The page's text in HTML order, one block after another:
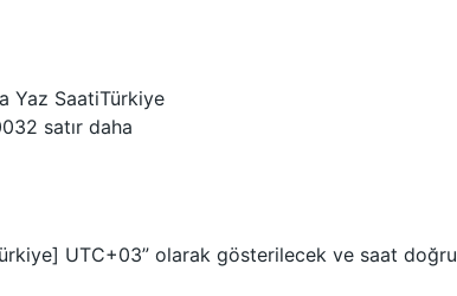
Yaz SaatiTürkiye
satır daha
UTC+03” olarak gösterilecek ve saat doğru